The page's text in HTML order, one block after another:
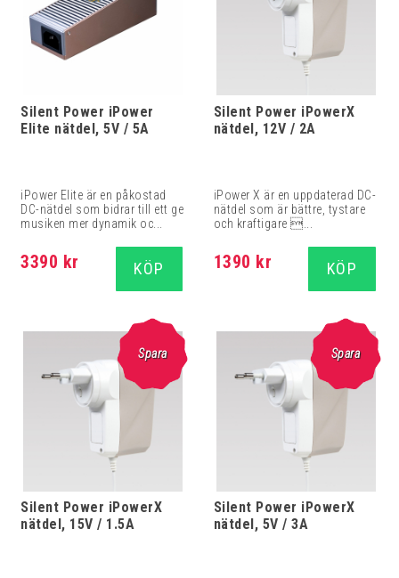
Silent Power iPower
Elite nätdel, 5V / 5A
iPower Elite är en påkostad
DC-nätdel som bidrar till ett ge
musiken mer dynamik oc...
3390 kr KÖP
Silent Power iPowerX
nätdel, 12V / 2A
iPower X är en uppdaterad DC-
nätdel som är bättre, tystare
och kraftigare ...
1390 kr KÖP
Spara
Silent Power iPowerX
nätdel, 15V / 1.5A
Spara
Silent Power iPowerX
nätdel, 5V / 3A